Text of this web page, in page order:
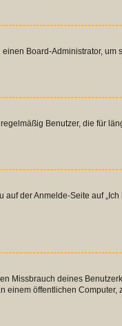
Board-Administrator, um
Benutzer, die für
der Anmelde-Seite auf
Missbrauch deines
einem öffentlichen Computer,